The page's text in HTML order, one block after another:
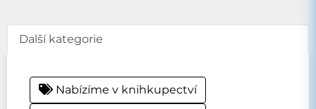
Další kategorie
Nabízíme v knihkupectví